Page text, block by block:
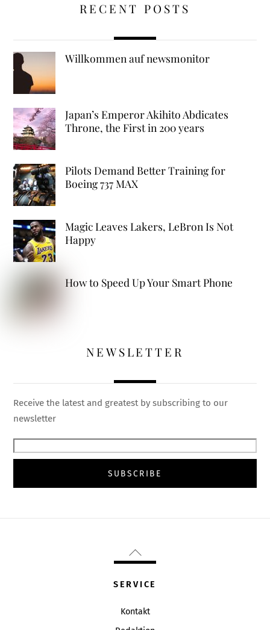
RECENT POSTS
Willkommen auf newsmonitor
Japan’s Emperor Akihito Abdicates
Throne, the First in 200 years
Pilots Demand Better Training for
Boeing 737 MAX
Magic Leaves Lakers, LeBron Is Not
Happy
How to Speed Up Your Smart Phone
NEWSLETTER
Receive the latest and greatest by subscribing to our
newsletter
Back
To
Top
SERVICE
Kontakt